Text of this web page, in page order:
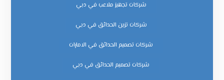
شركات تجهيز ملاعب في دبي
شركات تزين الحدائق في دبي
شركات تصميم الحدائق في الامارات
شركات تصميم الحدائق في دبي